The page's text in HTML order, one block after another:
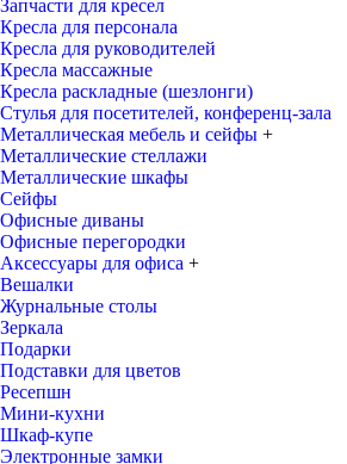
Запчасти для кресел
Кресла для персонала
Кресла для руководителей
Кресла массажные
Кресла раскладные (шезлонги)
Стулья для посетителей, конференц-зала
Металлическая мебель и сейфы +
Металлические стеллажи
Металлические шкафы
Сейфы
Офисные диваны
Офисные перегородки
Аксессуары для офиса +
Вешалки
Журнальные столы
Зеркала
Подарки
Подставки для цветов
Ресепшн
Мини-кухни
Шкаф-купе
Электронные замки